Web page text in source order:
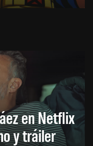
en Netflix
y tráiler